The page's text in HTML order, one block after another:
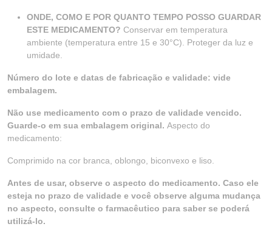
ONDE, COMO E POR QUANTO TEMPO POSSO GUARDAR
ESTE MEDICAMENTO? Conservar em temperatura
ambiente (temperatura entre 15 e 30°C). Proteger da luz e
umidade.
Número do lote e datas de fabricação e validade: vide
embalagem.
Não use medicamento com o prazo de validade vencido.
Guarde-o em sua embalagem original. Aspecto do
medicamento:
Comprimido na cor branca, oblongo, biconvexo e liso.
Antes de usar, observe o aspecto do medicamento. Caso ele
esteja no prazo de validade e você observe alguma mudança
no aspecto, consulte o farmacêutico para saber se poderá
utilizá-lo.